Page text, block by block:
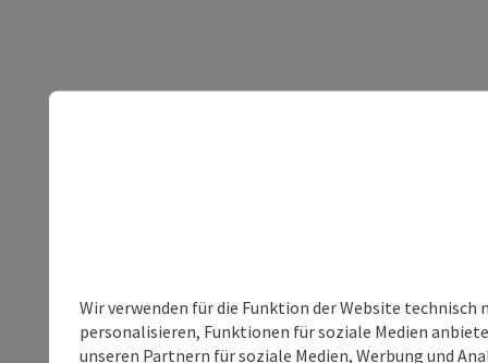
Wir verwenden für die Funktion der Website
personalisieren, Funktionen für soziale Medien
unseren Partnern für soziale Medien, Werbung und